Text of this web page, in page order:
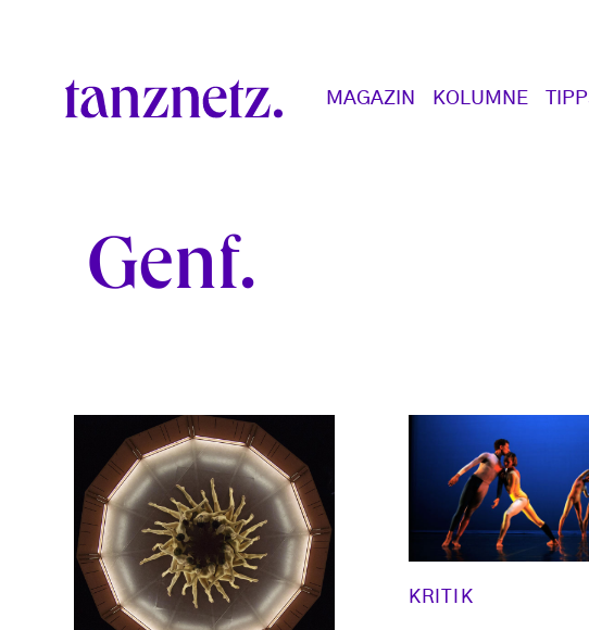
Main navigation
MAGAZIN KOLUMNE
Genf
KRITIK